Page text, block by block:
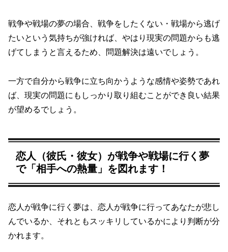
戦争や戦場の夢の場合、戦争をしたくない・戦場から逃げ
たいという気持ちが強ければ、やはり現実の問題からも逃
げてしまうと言えるため、問題解決は遠いでしょう。
一方で自分から戦争に立ち向かうような感情や姿勢であれ
ば、現実の問題にもしっかり取り組むことができ良い結果
が望めるでしょう。
恋人（彼氏・彼女）が戦争や戦場に行く夢
で「相手への熱量」を図れます！
恋人が戦争に行く夢は、恋人が戦争に行ってあなたが悲し
んでいるか、それともスッキリしているかにより判断が分
かれます。